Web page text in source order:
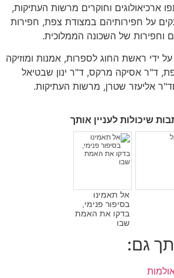
ארכיאולוגים וחוקרים מרשות העתיקות,
על חפירותיהם במצודת צפת, חפירות
וחפירות של השכונה הממלוכית.
ידי ראשת החוג לספרות, אמנות ומוזיקה
ד"ר אסיקה מרקס, ד"ר ינון שבטיאל
אליעזר שטרן, מרשות העתיקות.
שיכולות לעניין אותך
אל תאמינו
בסיפור פנימי,
בדקו את האמת
שבו
גם: